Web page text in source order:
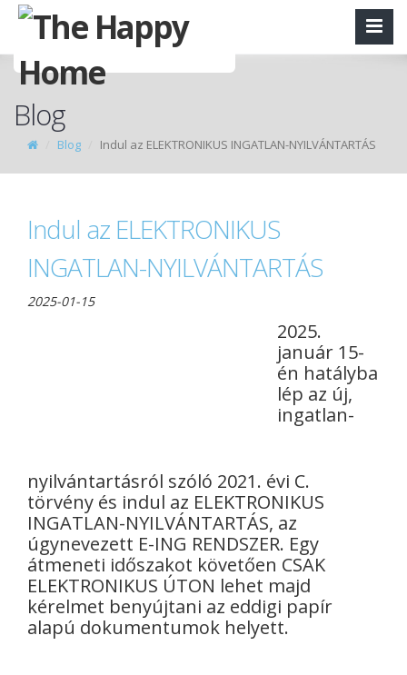
Blog
Blog Indul az ELEKTRONIKUS INGATLAN-NYILVÁNTARTÁS
Indul az ELEKTRONIKUS
INGATLAN-NYILVÁNTARTÁS
2025-01-15
2025.
január 15-
én hatályba
lép az új,
ingatlan-
nyilvántartásról szóló 2021. évi C.
törvény és indul az ELEKTRONIKUS
INGATLAN-NYILVÁNTARTÁS, az
úgynevezett E-ING RENDSZER. Egy
átmeneti időszakot követően CSAK
ELEKTRONIKUS ÚTON lehet majd
kérelmet benyújtani az eddigi papír
alapú dokumentumok helyett.